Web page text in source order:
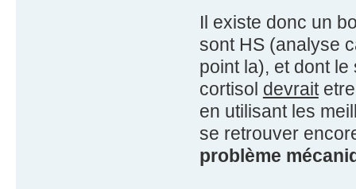
Il existe donc un
sont HS (analyse
point la), et dont
cortisol devraitetre
en utilisant les
se retrouver
problème